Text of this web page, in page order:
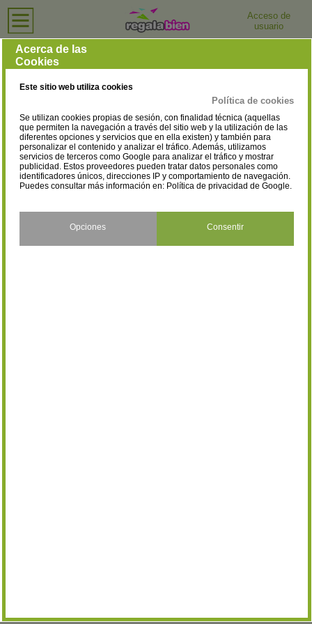
Acceso de
usuario
Tiendas de Ropa para Hombre en Albacete
Selecciona la localidad
Inicio › Tiendas de Ropa para Hombre
Albacete Almansa
Acerca de las
Cookies
Este sitio web utiliza cookies
Política de cookies
Se utilizan cookies propias de sesión, con finalidad técnica (aquellas
que permiten la navegación a través del sitio web y la utilización de las
diferentes opciones y servicios que en ella existen) y también para
personalizar el contenido y analizar el tráfico. Además, utilizamos
servicios de terceros como Google para analizar el tráfico y mostrar
publicidad. Estos proveedores pueden tratar datos personales como
identificadores únicos, direcciones IP y comportamiento de navegación.
Puedes consultar más información en: Política de privacidad de Google.
Opciones Consentir